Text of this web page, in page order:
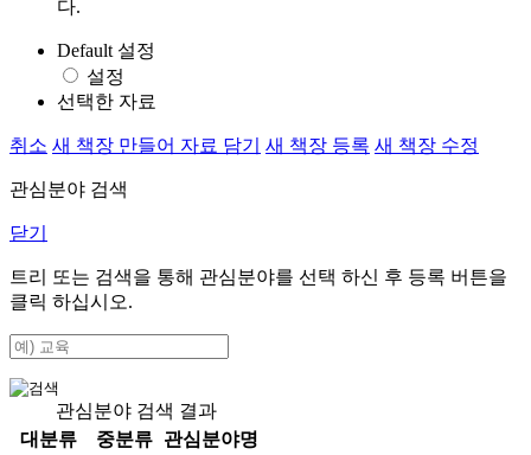
다.
Default 설정
설정
선택한 자료
취소 새 책장 만들어 자료 담기 새 책장 등록 새 책장 수정
관심분야 검색
닫기
트리 또는 검색을 통해 관심분야를 선택 하신 후 등록 버튼을
클릭 하십시오.
관심분야 검색 결과
대분류
중분류
관심분야명